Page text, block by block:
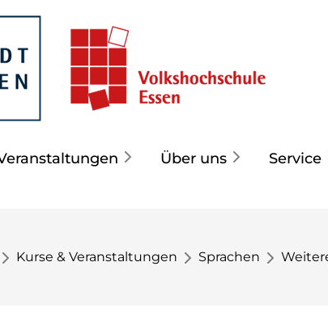
Über uns Service
Kurse & Veranstaltungen Sprachen